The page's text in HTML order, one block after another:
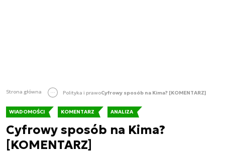
Strona główna Polityka i prawoCyfrowy sposób na Kima? [KOMENTARZ]
WIADOMOŚCI KOMENTARZ ANALIZA
Cyfrowy sposób na Kima?
[KOMENTARZ]